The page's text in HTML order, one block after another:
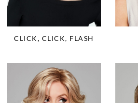
CLICK, CLICK, FLASH